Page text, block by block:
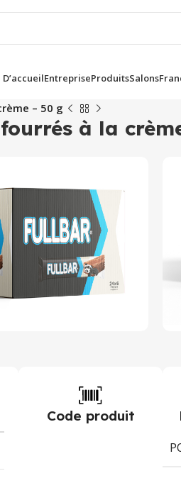
EntrepriseProduitsSalons
– 50 g
à la
Code produit